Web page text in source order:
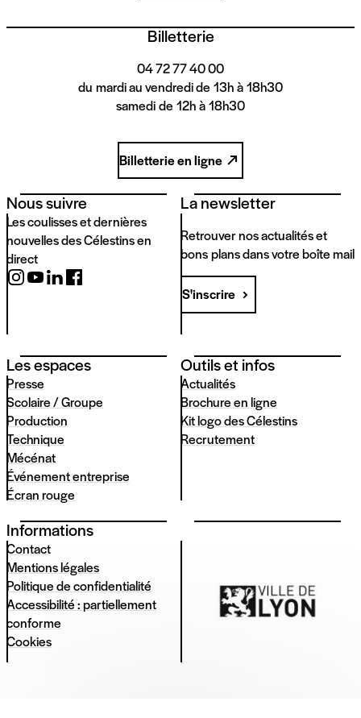
Billetterie
04 72 77 40 00
du mardi au vendredi de 13h à 18h30
samedi de 12h à 18h30
Billetterie en ligne
Nous suivre
Les coulisses et dernières
nouvelles des Célestins en
direct
La newsletter
Retrouver nos actualités et
bons plans dans votre boîte mail
S'inscrire
Les espaces
Presse
Scolaire / Groupe
Production
Technique
Mécénat
Événement entreprise
Écran rouge
Outils et infos
Actualités
Brochure en ligne
Kit logo des Célestins
Recrutement
Informations
Contact
Mentions légales
Politique de confidentialité
Accessibilité : partiellement
conforme
Cookies